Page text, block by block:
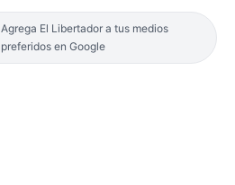
Agrega El Libertador a tus medios
preferidos en Google